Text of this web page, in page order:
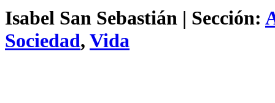
Isabel San Sebastián | Sección:
Sociedad, Vida